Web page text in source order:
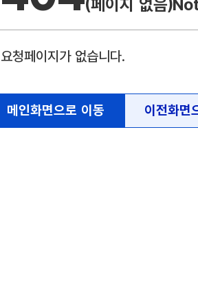
(페이지 없음)
요청페이지가 없습니다.
메인화면으로 이동 이전화면